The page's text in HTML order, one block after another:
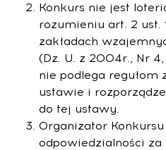
Konkurs nie jest
rozumieniu art. 2 ust.
zakładach
(Dz. U. z 2004r., Nr
nie podlega
ustawie i
do tej ustawy.
Organizator
odpowiedzialności